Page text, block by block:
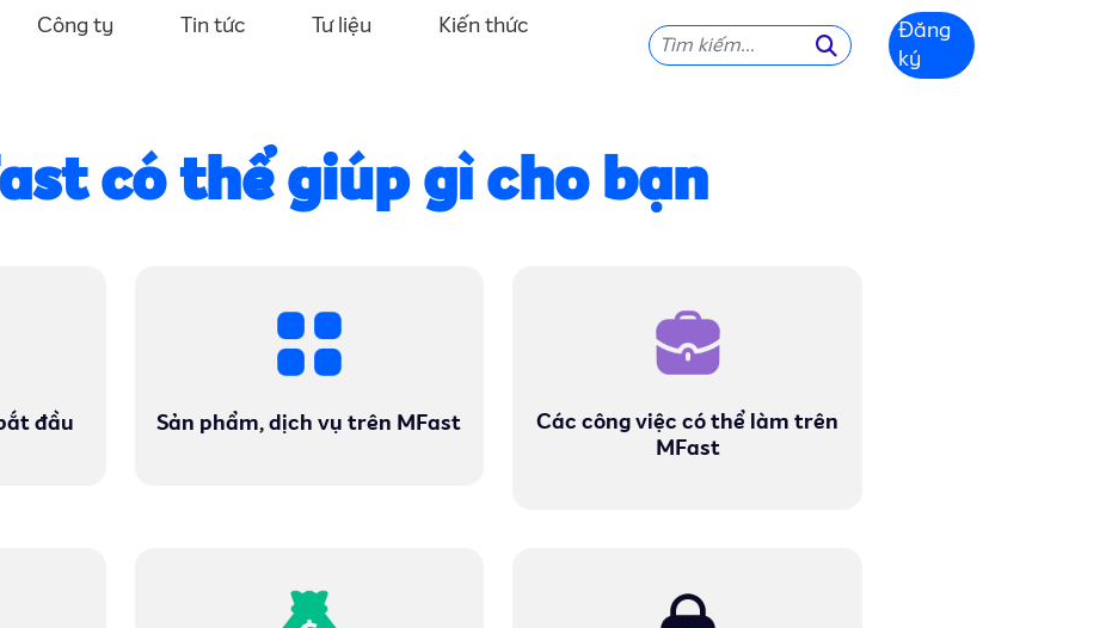
Công ty Tin tức Tư liệu
Kiến thức
Đăng
ký
có thể giúp gì cho bạn
đầu Sản phẩm, dịch vụ trên MFast
Các công việc có thể làm trên
MFast